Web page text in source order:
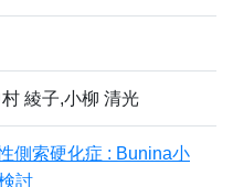
綾子,小柳 清光
側索硬化症 : Bunina小
討